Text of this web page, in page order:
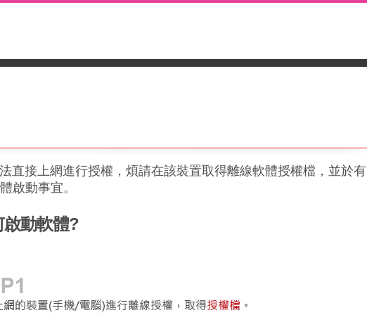
直接上網進行授權，煩請在該裝置取得離線軟體授權檔，並於有
啟動事宜。
動軟體?